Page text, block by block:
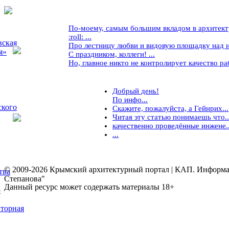
По-моему, самым большим вкладом в
:roll: ...
Про лестницу любви и видовую площадку над
С праздником, коллеги! ...
Но, главное никто не контролирует качество
Добрый день!
По инфо...
Скажите, пожалуйста, а Гейнрих...
Читая эту статью понимаешь
качественно проведённые
...
© 2009-2026 Крымский архитектурный портал | КАП.
Степанова"
Данный ресурс может содержать материалы 18+